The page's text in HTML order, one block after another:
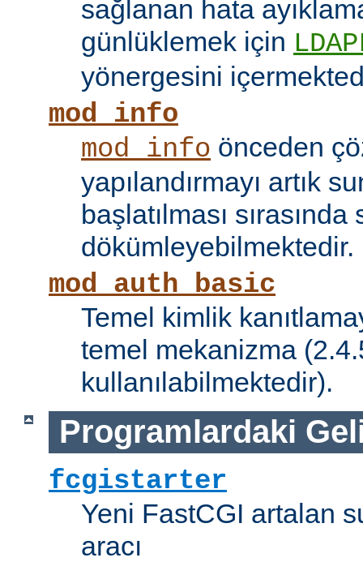
sağlanan hata
günlüklemek için
yönergesini
mod_info
mod_info önceden
yapılandırmayı artık
başlatılması sırasında
dökümleyebilmektedir.
mod_auth_basic
Temel kimlik
temel mekanizma
kullanılabilmektedir).
Programlardaki
fcgistarter
Yeni FastCGI artalan
aracı